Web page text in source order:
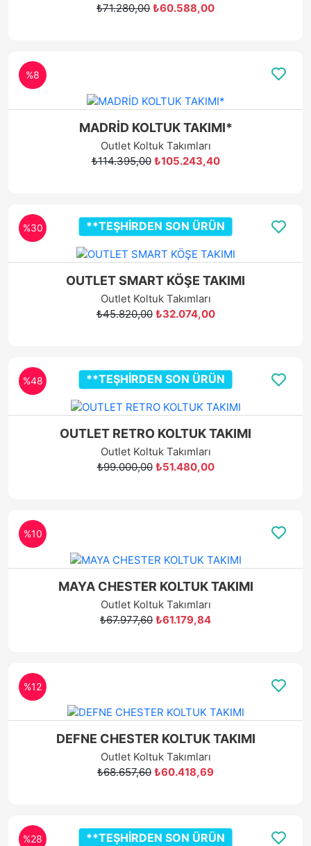
₺71.280,00 ₺60.588,00
%8
MADRİD KOLTUK TAKIMI*
Outlet Koltuk Takımları
₺114.395,00 ₺105.243,40
%30 **TEŞHİRDEN SON ÜRÜN
OUTLET SMART KÖŞE TAKIMI
Outlet Koltuk Takımları
₺45.820,00 ₺32.074,00
%48 **TEŞHİRDEN SON ÜRÜN
OUTLET RETRO KOLTUK TAKIMI
Outlet Koltuk Takımları
₺99.000,00 ₺51.480,00
%10
MAYA CHESTER KOLTUK TAKIMI
Outlet Koltuk Takımları
₺67.977,60 ₺61.179,84
%12
DEFNE CHESTER KOLTUK TAKIMI
Outlet Koltuk Takımları
₺68.657,60 ₺60.418,69
%28 **TEŞHİRDEN SON ÜRÜN